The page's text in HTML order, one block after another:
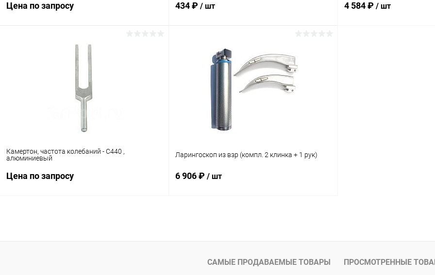
Цена по запросу
Запросить цену
434 ₽ / шт
Купить в 1 клик Сравнение
В избранное В наличии
4 584 ₽ / шт
Камертон, частота колебаний - C440 ,
алюминиевый
Цена по запросу
Купить в 1 клик Сравнение
Ларингоскоп из взр (компл. 2 клинка + 1 рук)
6 906 ₽ / шт
Купить в 1 клик Сравнение
В избранное В наличии
САМЫЕ ПРОДАВАЕМЫЕ ТОВАРЫ ПРОСМОТРЕННЫЕ